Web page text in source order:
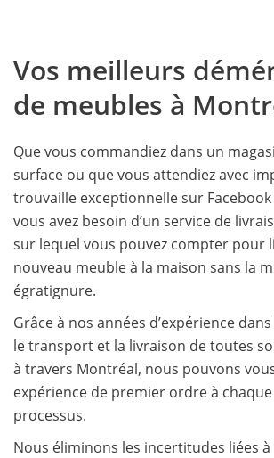
Vos meilleurs
de meubles à
Que vous commandiez dans un
surface ou que vous attendiez avec
trouvaille exceptionnelle sur
vous avez besoin d’un service de
sur lequel vous pouvez compter pour
nouveau meuble à la maison sans la
égratignure.
Grâce à nos années d’expérience
le transport et la livraison de toutes
à travers Montréal, nous pouvons
expérience de premier ordre à
processus.
Nous éliminons les incertitudes liées